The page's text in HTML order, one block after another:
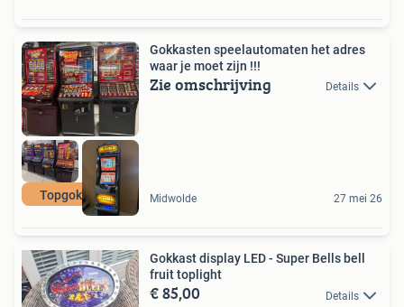
Topgokkasten
Gokkasten speelautomaten het adres
waar je moet zijn !!!
Zie omschrijving Details
Midwolde 27 mei 26
Gokkast display LED - Super Bells bell
fruit toplight
€ 85,00 Details